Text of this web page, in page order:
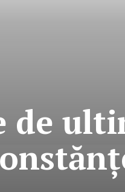
de